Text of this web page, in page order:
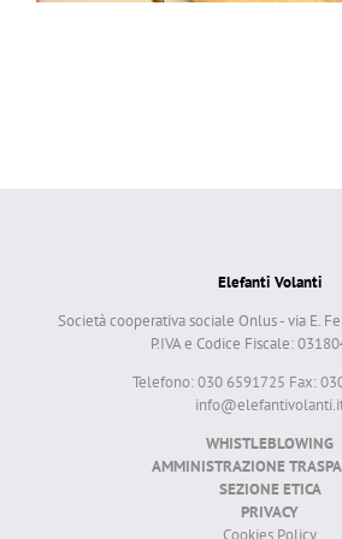
Elefanti Volanti
Società cooperativa sociale Onlus - via E.
P.IVA e Codice Fiscale:
Telefono: 030 6591725 Fax:
WHISTLEBLOWING
AMMINISTRAZIONE
SEZIONE ETICA
PRIVACY
Cookies Policy